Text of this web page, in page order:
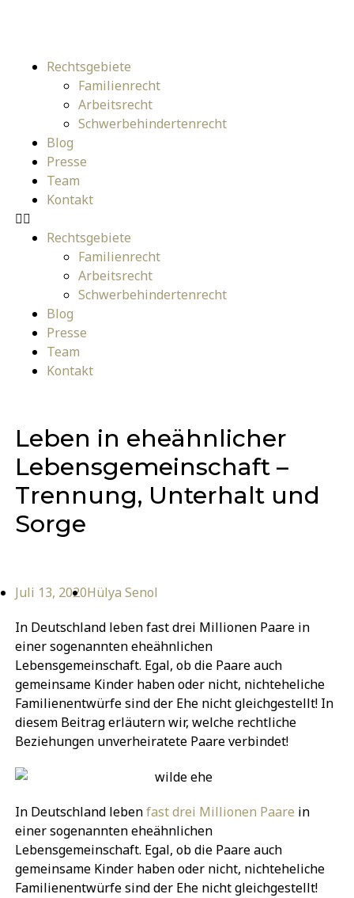
Rechtsgebiete
Familienrecht
Arbeitsrecht
Schwerbehindertenrecht
Blog
Presse
Team
Kontakt
Rechtsgebiete
Familienrecht
Arbeitsrecht
Schwerbehindertenrecht
Blog
Presse
Team
Kontakt
Leben in eheähnlicher
Lebensgemeinschaft –
Trennung, Unterhalt und
Sorge
Juli 13, 2020Hülya Senol
In Deutschland leben fast drei Millionen Paare in
einer sogenannten eheähnlichen
Lebensgemeinschaft. Egal, ob die Paare auch
gemeinsame Kinder haben oder nicht, nichteheliche
Familienentwürfe sind der Ehe nicht gleichgestellt! In
diesem Beitrag erläutern wir, welche rechtliche
Beziehungen unverheiratete Paare verbindet!
In Deutschland lebenfast drei Millionen Paare in
einer sogenannten eheähnlichen
Lebensgemeinschaft. Egal, ob die Paare auch
gemeinsame Kinder haben oder nicht, nichteheliche
Familienentwürfe sind der Ehe nicht gleichgestellt!